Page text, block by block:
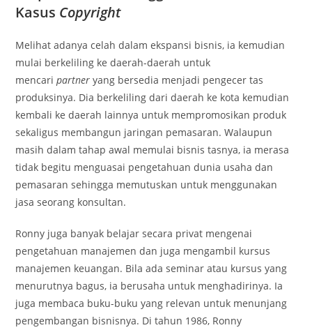
Kasus Copyright
Melihat adanya celah dalam ekspansi bisnis, ia kemudian
mulai berkeliling ke daerah-daerah untuk
mencaripartner yang bersedia menjadi pengecer tas
produksinya. Dia berkeliling dari daerah ke kota kemudian
kembali ke daerah lainnya untuk mempromosikan produk
sekaligus membangun jaringan pemasaran. Walaupun
masih dalam tahap awal memulai bisnis tasnya, ia merasa
tidak begitu menguasai pengetahuan dunia usaha dan
pemasaran sehingga memutuskan untuk menggunakan
jasa seorang konsultan.
Ronny juga banyak belajar secara privat mengenai
pengetahuan manajemen dan juga mengambil kursus
manajemen keuangan. Bila ada seminar atau kursus yang
menurutnya bagus, ia berusaha untuk menghadirinya. Ia
juga membaca buku-buku yang relevan untuk menunjang
pengembangan bisnisnya. Di tahun 1986, Ronny